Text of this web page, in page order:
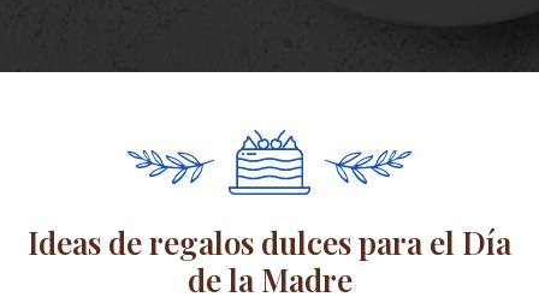
Ideas de regalos dulces para el Día
de la Madre